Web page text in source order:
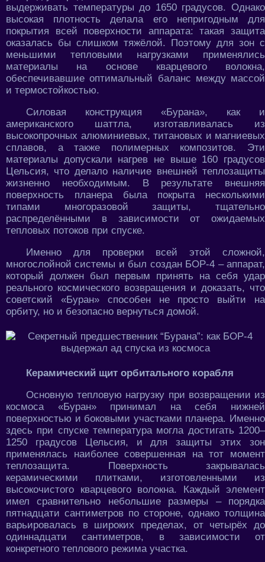
выдерживать температуры до 1650 градусов. Однако
высокая плотность делала его непригодным для
покрытия всей поверхности аппарата: такая защита
оказалась бы слишком тяжёлой. Поэтому для зон с
меньшими тепловыми нагрузками применялись
материалы на основе кварцевого волокна,
обеспечивавшие оптимальный баланс между массой
и термостойкостью.
Силовая конструкция «Бурана», как и
американского шаттла, изготавливалась из
высокопрочных алюминиевых, титановых и магниевых
сплавов, а также полимерных композитов. Эти
материалы допускали нагрев не выше 160 градусов
Цельсия, что делало наличие внешней теплозащиты
жизненно необходимым. В результате внешняя
поверхность планера была покрыта несколькими
типами многоразовой защиты, тщательно
распределёнными в зависимости от ожидаемых
тепловых потоков при спуске.
Именно для проверки всей этой сложной,
многослойной системы и был создан БОР-4 – аппарат,
который должен был первым принять на себя удар
реального космического возвращения и доказать, что
советский «Буран» способен не просто выйти на
орбиту, но и безопасно вернуться домой.
Керамический щит орбитального корабля
Основную тепловую нагрузку при возвращении из
космоса «Буран» принимал на себя нижней
поверхностью и боковыми участками планера. Именно
здесь при спуске температура могла достигать 1200–
1250 градусов Цельсия, и для защиты этих зон
применялась наиболее совершенная на тот момент
теплозащита. Поверхность закрывалась
керамическими плитками, изготовленными из
высокочистого кварцевого волокна. Каждый элемент
имел сравнительно небольшие размеры – порядка
пятнадцати сантиметров по стороне, однако толщина
варьировалась в широких пределах, от четырёх до
одиннадцати сантиметров, в зависимости от
конкретного теплового режима участка.